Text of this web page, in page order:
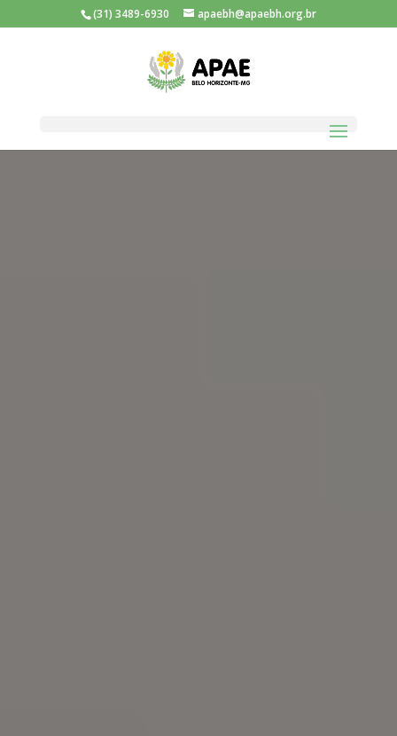
(31) 3489-6930 apaebh@apaebh.org.br